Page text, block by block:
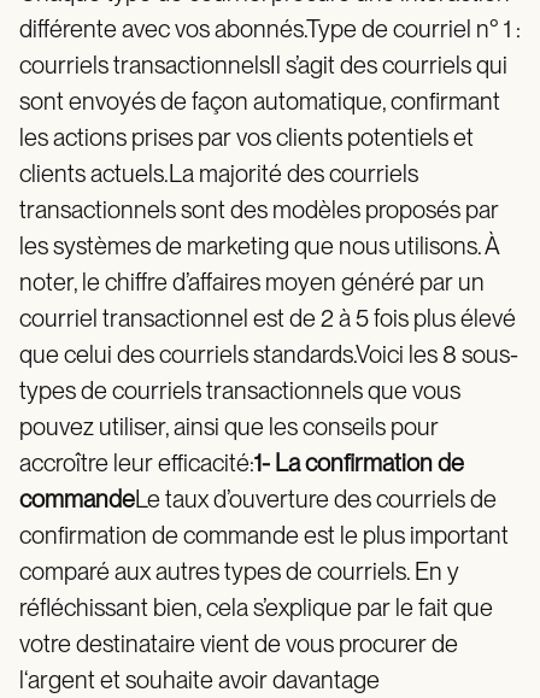
différente avec vos abonnés.Type de courriel n° 1 :
courriels transactionnelsIl s’agit des courriels qui
sont envoyés de façon automatique, confirmant
les actions prises par vos clients potentiels et
clients actuels.La majorité des courriels
transactionnels sont des modèles proposés par
les systèmes de marketing que nous utilisons. À
noter, le chiffre d’affaires moyen généré par un
courriel transactionnel est de 2 à 5 fois plus élevé
que celui des courriels standards.Voici les 8 sous-
types de courriels transactionnels que vous
pouvez utiliser, ainsi que les conseils pour
accroître leur efficacité:1- La confirmation de
commandeLe taux d’ouverture des courriels de
confirmation de commande est le plus important
comparé aux autres types de courriels. En y
réfléchissant bien, cela s’explique par le fait que
votre destinataire vient de vous procurer de
l‘argent et souhaite avoir davantage